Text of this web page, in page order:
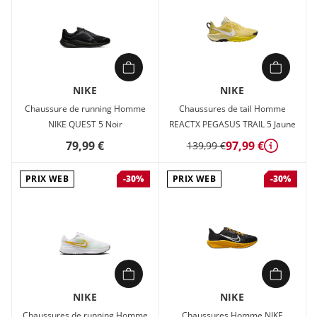
NIKE
Chaussure de running Homme
NIKE QUEST 5 Noir
79,99 €
NIKE
Chaussures de tail Homme
REACTX PEGASUS TRAIL 5 Jaune
139,99 €97,99 € Détails
PRIX WEB -30%
NIKE
PRIX WEB -30%
NIKE